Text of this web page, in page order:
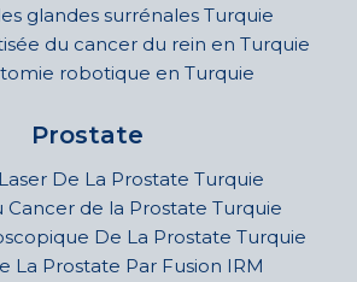
glandes surrénales Turquie
du cancer du rein en Turquie
robotique en Turquie
Prostate
De La Prostate Turquie
Cancer de la Prostate Turquie
De La Prostate Turquie
La Prostate Par Fusion IRM